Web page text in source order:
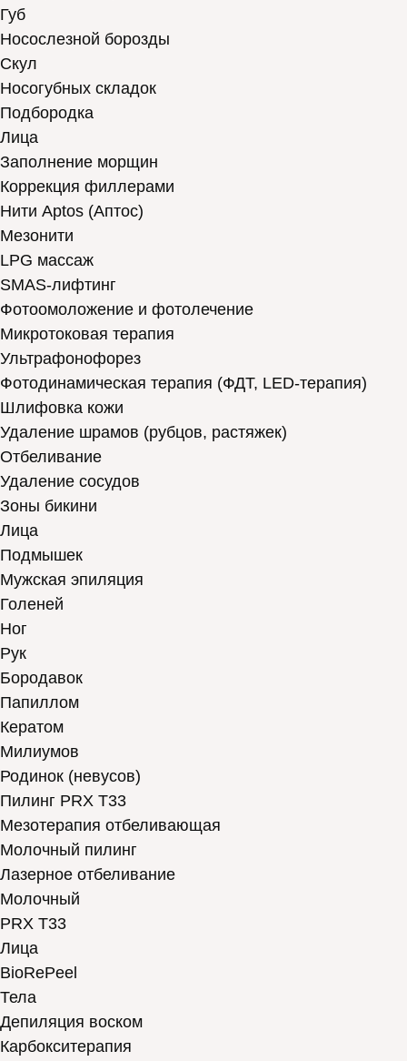
Губ
Носослезной борозды
Скул
Носогубных складок
Подбородка
Лица
Заполнение морщин
Коррекция филлерами
Нити Aptos (Аптос)
Мезонити
LPG массаж
SMAS-лифтинг
Фотоомоложение и фотолечение
Микротоковая терапия
Ультрафонофорез
Фотодинамическая терапия (ФДТ, LED-терапия)
Шлифовка кожи
Удаление шрамов (рубцов, растяжек)
Отбеливание
Удаление сосудов
Зоны бикини
Лица
Подмышек
Мужская эпиляция
Голеней
Ног
Рук
Бородавок
Папиллом
Кератом
Милиумов
Родинок (невусов)
Пилинг PRX T33
Мезотерапия отбеливающая
Молочный пилинг
Лазерное отбеливание
Молочный
PRX T33
Лица
BioRePeel
Тела
Депиляция воском
Карбокситерапия